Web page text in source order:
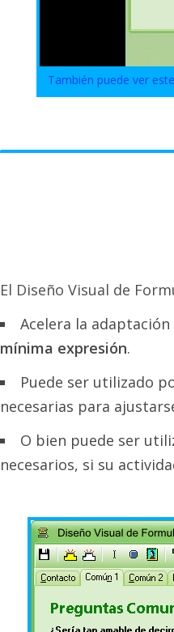
También puede ver
El Diseño Visual de
Acelera la adaptación
mínima expresión.
Puede ser utilizado
necesarias para
O bien puede ser
necesarios, si su